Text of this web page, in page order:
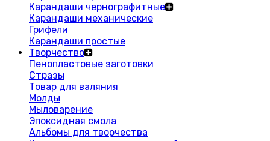
Карандаши чернографитные
Карандаши механические
Грифели
Карандаши простые
Творчество
Пенопластовые заготовки
Стразы
Товар для валяния
Молды
Мыловарение
Эпоксидная смола
Альбомы для творчества